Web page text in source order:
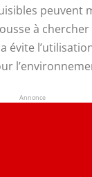
peuvent
à
évite
Annonce